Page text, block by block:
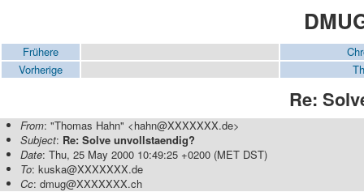
Frühere
Vorherige
Re:
From: "Thomas Hahn" <hahn@XXXXXXX.de>
Subject: Re: Solve unvollstaendig?
Date: Thu, 25 May 2000 10:49:25 +0200 (MET DST)
To: kuska@XXXXXXX.de
Cc: dmug@XXXXXXX.ch